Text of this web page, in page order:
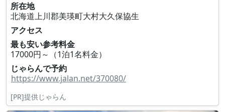
所在地
北海道上川郡美瑛町大村大久保協生
アクセス
最も安い参考料金
17000円～（1泊1名料金）
じゃらんで予約
https://www.jalan.net/370080/
[PR]提供じゃらん